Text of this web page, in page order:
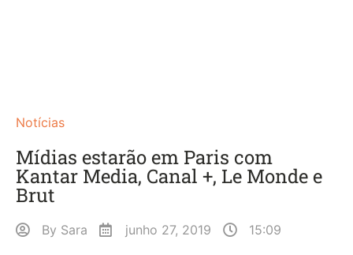
Notícias
Mídias estarão em Paris com
Kantar Media, Canal +, Le Monde e
Brut
By Sara junho 27, 2019 15:09